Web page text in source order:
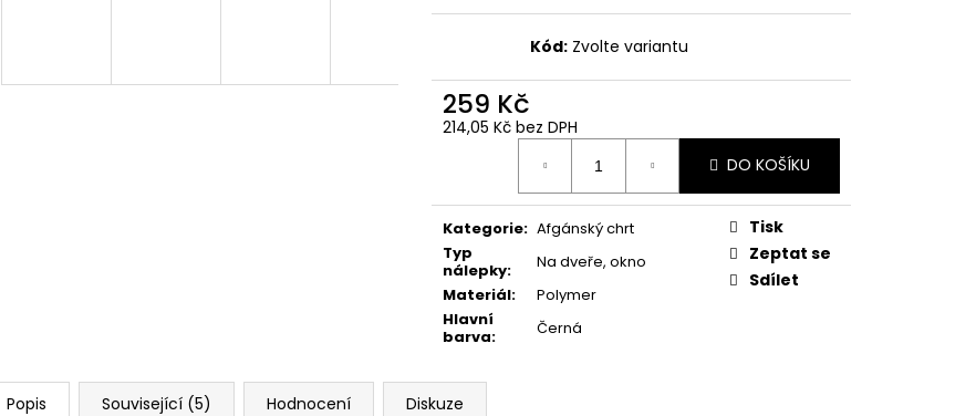
Kód: Zvolte variantu
259 Kč
214,05 Kč bez DPH
DO KOŠÍKU
Kategorie: Afgánský chrt
Typ
nálepky:
Na dveře, okno
Materiál:
Polymer
Hlavní
barva: Černá
Tisk
Zeptat se
Sdílet
Popis Související (5) Hodnocení Diskuze